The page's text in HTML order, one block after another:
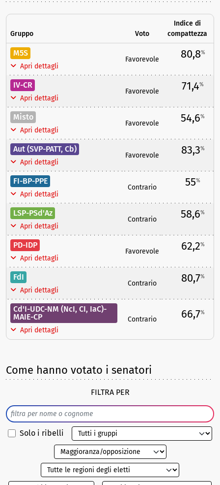
Gruppo Voto
Indice di
compattezza
M5S
Apri dettagli
Favorevole 80,8%
IV-CR
Apri dettagli
Favorevole 71,4%
Misto
Apri dettagli
Favorevole 54,6%
Aut (SVP-PATT, Cb)
Apri dettagli
Favorevole 83,3%
FI-BP-PPE
Apri dettagli
Contrario 55%
LSP-PSd'Az
Apri dettagli
Contrario 58,6%
PD-IDP
Apri dettagli
Favorevole 62,2%
FdI
Apri dettagli
Contrario 80,7%
Cd'I-UDC-NM (NcI, CI, IaC)-
MAIE-CP
Apri dettagli
Contrario 66,7%
Come hanno votato i senatori
FILTRA PER
Solo i ribelli